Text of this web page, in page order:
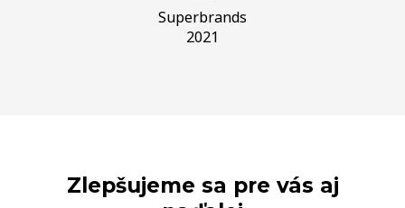
Superbrands
2021
Zlepšujeme sa pre vás aj